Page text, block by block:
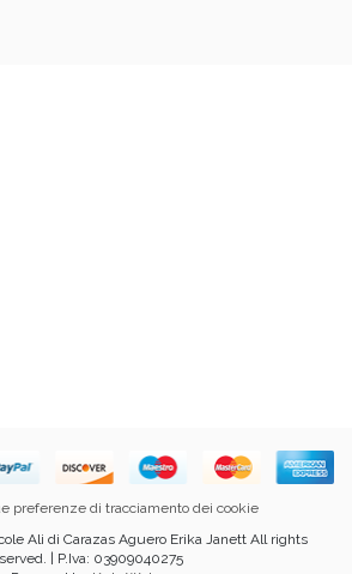
preferenze di tracciamento dei cookie
Ali di Carazas Aguero Erika Janett All rights
| P.Iva: 03909040275